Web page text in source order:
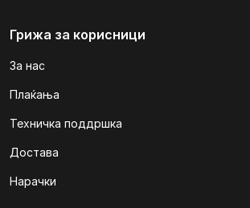
Грижа за корисници
За нас
Плаќања
Техничка поддршка
Достава
Нарачки